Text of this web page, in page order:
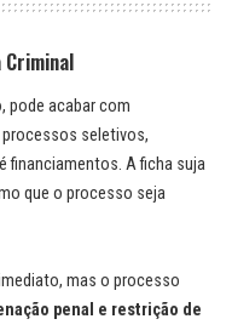
Criminal
pode acabar com
processos seletivos,
financiamentos. A ficha suja
que o processo seja
mas o processo
penal e restrição de